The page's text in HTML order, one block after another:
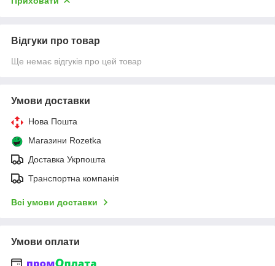
Відгуки про товар
Ще немає відгуків про цей товар
Умови доставки
Нова Пошта
Магазини Rozetka
Доставка Укрпошта
Транспортна компанія
Всі умови доставки
Умови оплати